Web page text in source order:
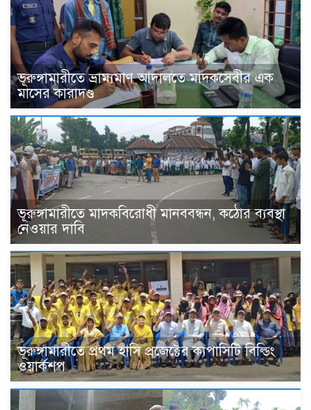
ভূরুঙ্গামারীতে ভ্রাম্যমাণ আদালতে মাদকসেবীর এক
মাসের কারাদণ্ড
ভূরুঙ্গামারীতে মাদকবিরোধী মানববন্ধন, কঠোর ব্যবস্থা
নেওয়ার দাবি
ভূরুঙ্গামারীতে প্রথম হাসি প্রজেক্টের ক্যপাসিটি বিল্ডিং
ওয়ার্কশপ